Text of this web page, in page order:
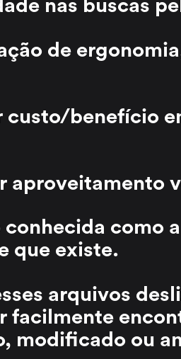
nas buscas
de
custo/benefício
aproveitamento
conhecida como
que existe.
arquivos
facilmente
modificado ou